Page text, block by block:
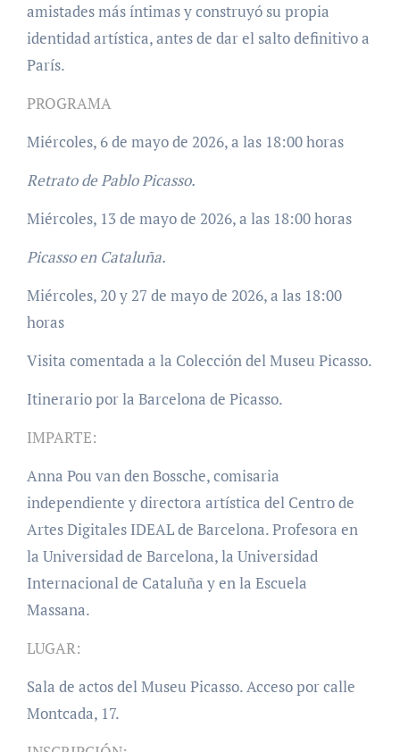
amistades más íntimas y construyó su propia
identidad artística, antes de dar el salto definitivo a
París.
PROGRAMA
Miércoles, 6 de mayo de 2026, a las 18:00 horas
Retrato de Pablo Picasso.
Miércoles, 13 de mayo de 2026, a las 18:00 horas
Picasso en Cataluña.
Miércoles, 20 y 27 de mayo de 2026, a las 18:00
horas
Visita comentada a la Colección del Museu Picasso.
Itinerario por la Barcelona de Picasso.
IMPARTE:
Anna Pou van den Bossche, comisaria
independiente y directora artística del Centro de
Artes Digitales IDEAL de Barcelona. Profesora en
la Universidad de Barcelona, la Universidad
Internacional de Cataluña y en la Escuela
Massana.
LUGAR:
Sala de actos del Museu Picasso. Acceso por calle
Montcada, 17.